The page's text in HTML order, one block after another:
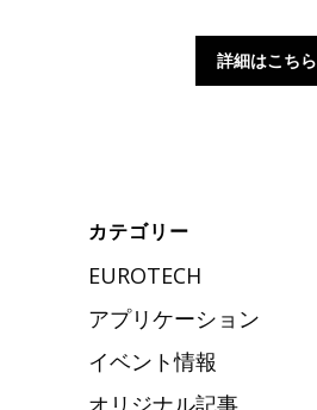
詳細はこちら
カテゴリー
EUROTECH
アプリケーション
イベント情報
オリジナル記事